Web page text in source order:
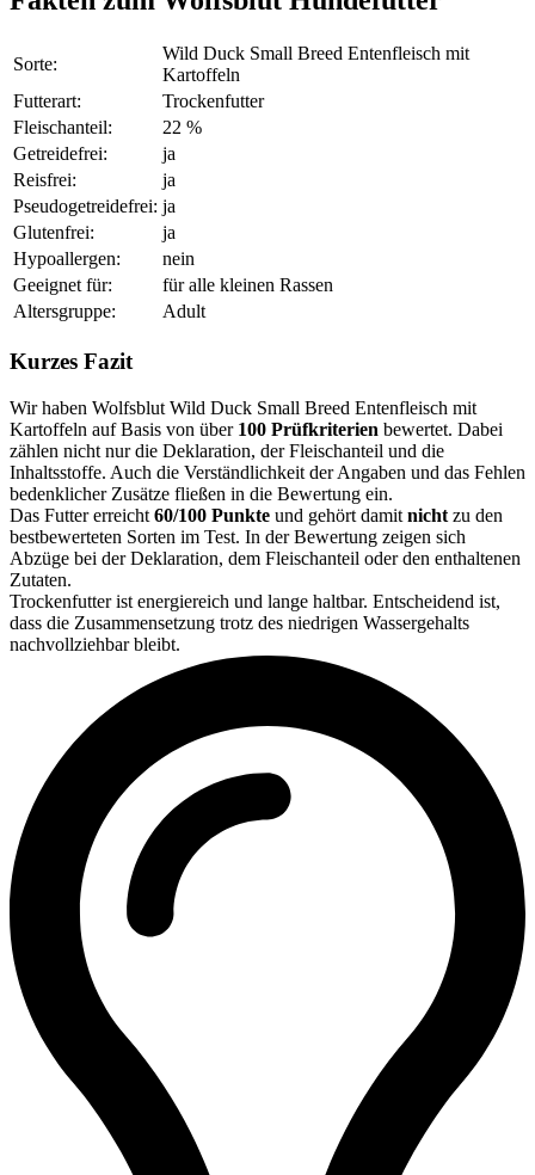
Sorte:
Wild Duck Small Breed Entenfleisch mit
Kartoffeln
Futterart:
Trockenfutter
Fleischanteil:
22 %
Getreidefrei:
ja
Reisfrei:
ja
Pseudogetreidefrei: ja
Glutenfrei:
ja
Hypoallergen:
nein
Geeignet für:
für alle kleinen Rassen
Altersgruppe:
Adult
Kurzes Fazit
Wir haben Wolfsblut Wild Duck Small Breed Entenfleisch mit
Kartoffeln auf Basis von über 100 Prüfkriterien bewertet. Dabei
zählen nicht nur die Deklaration, der Fleischanteil und die
Inhaltsstoffe. Auch die Verständlichkeit der Angaben und das Fehlen
bedenklicher Zusätze fließen in die Bewertung ein.
Das Futter erreicht 60/100 Punkte und gehört damit nicht zu den
bestbewerteten Sorten im Test. In der Bewertung zeigen sich
Abzüge bei der Deklaration, dem Fleischanteil oder den enthaltenen
Zutaten.
Trockenfutter ist energiereich und lange haltbar. Entscheidend ist,
dass die Zusammensetzung trotz des niedrigen Wassergehalts
nachvollziehbar bleibt.